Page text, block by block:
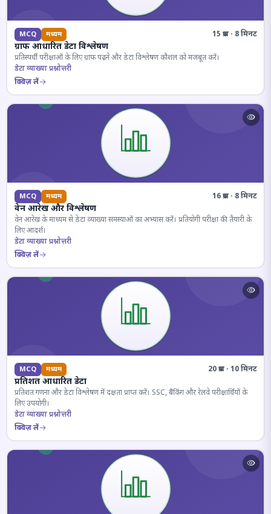
MCQ मध्यम 15 प्रश्न · 8 मिनट
ग्राफ आधारित डेटा विश्लेषण
प्रतिस्पर्धी परीक्षाओं के लिए ग्राफ पढ़ने और डेटा विश्लेषण कौशल को मजबूत करें।
डेटा व्याख्या प्रश्नोत्तरी
क्विज़ लें
MCQ मध्यम 16 प्रश्न · 8 मिनट
वेन आरेख और विश्लेषण
वेन आरेख के माध्यम से डेटा व्याख्या समस्याओं का अभ्यास करें। प्रतियोगी परीक्षा की तैयारी के
लिए आदर्श।
डेटा व्याख्या प्रश्नोत्तरी
क्विज़ लें
MCQ मध्यम 20 प्रश्न · 10 मिनट
प्रतिशत आधारित डेटा
प्रतिशत गणना और डेटा विश्लेषण में दक्षता प्राप्त करें। SSC, बैंकिंग और रेलवे परीक्षार्थियों के
लिए उपयोगी।
डेटा व्याख्या प्रश्नोत्तरी
क्विज़ लें